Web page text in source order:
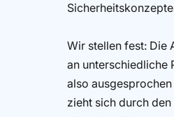
Wir stellen fest: Die
an unterschiedliche
also
zieht sich durch